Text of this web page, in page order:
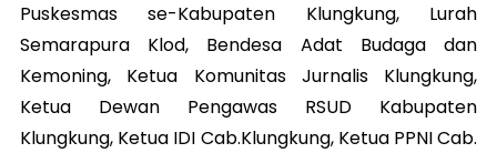
Puskesmas se-Kabupaten Klungkung, Lurah
Semarapura Klod, Bendesa Adat Budaga dan
Kemoning, Ketua Komunitas Jurnalis Klungkung,
Ketua Dewan Pengawas RSUD Kabupaten
Klungkung, Ketua IDI Cab.Klungkung, Ketua PPNI Cab.